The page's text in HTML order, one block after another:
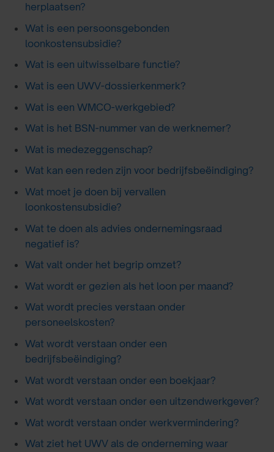
herplaatsen?
Wat is een persoonsgebonden
loonkostensubsidie?
Wat is een uitwisselbare functie?
Wat is een UWV-dossierkenmerk?
Wat is een WMCO-werkgebied?
Wat is het BSN-nummer van de werknemer?
Wat is medezeggenschap?
Wat kan een reden zijn voor bedrijfsbeëindiging?
Wat moet je doen bij vervallen
loonkostensubsidie?
Wat te doen als advies ondernemingsraad
negatief is?
Wat valt onder het begrip omzet?
Wat wordt er gezien als het loon per maand?
Wat wordt precies verstaan onder
personeelskosten?
Wat wordt verstaan onder een
bedrijfsbeëindiging?
Wat wordt verstaan onder een boekjaar?
Wat wordt verstaan onder een uitzendwerkgever?
Wat wordt verstaan onder werkvermindering?
Wat ziet het UWV als de onderneming waar